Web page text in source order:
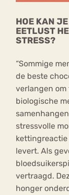
HOE KAN
EETLUST
STRESS?
“Sommige
de beste
verlangen
biologische
stressvolle
levert. Als
vertraagd.
honger